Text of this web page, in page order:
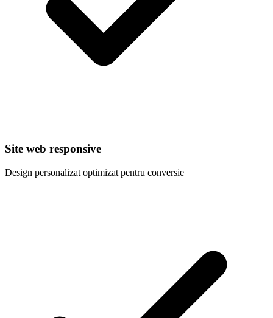
Site web responsive
Design personalizat optimizat pentru conversie